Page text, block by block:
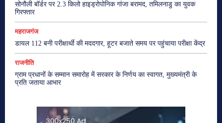
सोनौली बॉर्डर पर 2.3 किलो हाइड्रोपोनिक गांजा बरामद, तमिलनाडु का युवक
गिरफ्तार
महराजगंज
डायल 112 बनी परीक्षार्थी की मददगार, हूटर बजाते समय पर पहुंचाया परीक्षा केंद्र
राजनीति
ग्राम प्रधानों के सम्मान समारोह में सरकार के निर्णय का स्वागत, मुख्यमंत्री के
प्रति जताया आभार